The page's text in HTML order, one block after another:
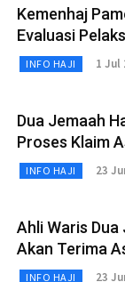
Kemenhaj
Evaluasi
INFO HAJI 1 Jul
Dua Jemaah
Proses Klaim
INFO HAJI 23
Ahli Waris
Akan Terima
INFO HAJI 23